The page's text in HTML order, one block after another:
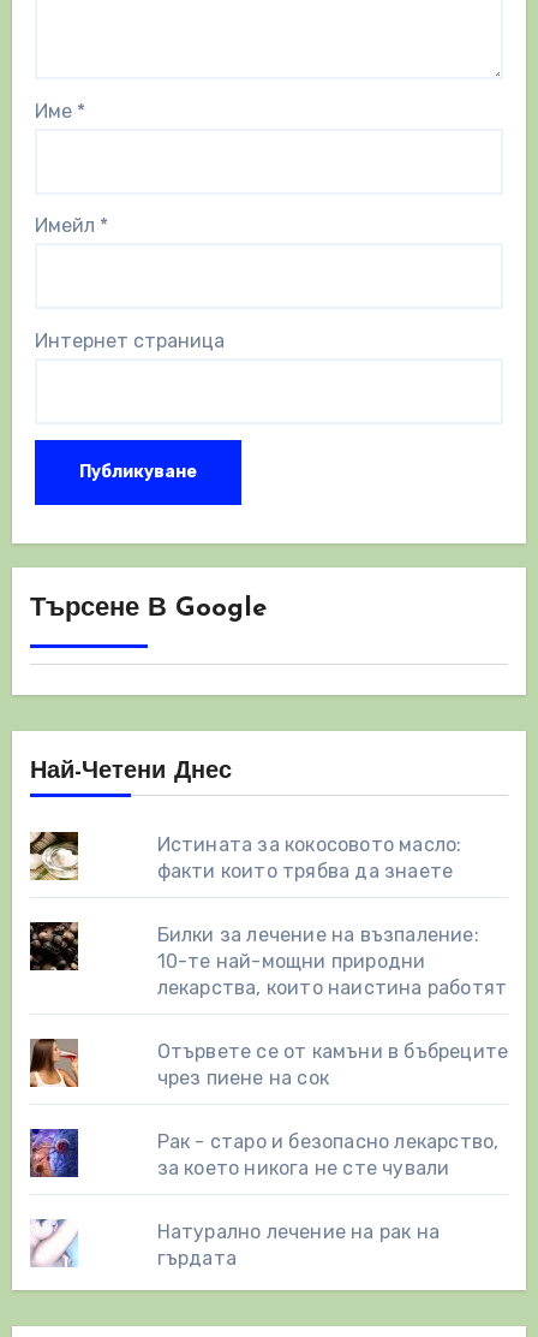
Име *
Имейл *
Интернет страница
Търсене В Google
Най-Четени Днес
Истината за кокосовото масло:
факти които трябва да знаете
Билки за лечение на възпаление:
10-те най-мощни природни
лекарства, които наистина работят
Отървете се от камъни в бъбреците
чрез пиене на сок
Рак - старо и безопасно лекарство,
за което никога не сте чували
Натурално лечение на рак на
гърдата